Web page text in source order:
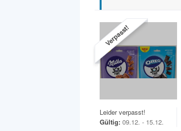
Verpasst!
Leider verpasst!
Gültig: 09.12. - 15.12.